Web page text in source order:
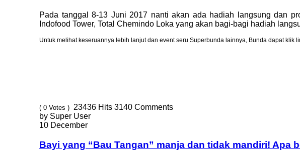
Pada tanggal 8-13 Juni 2017 nanti akan ada hadiah langsung dan
Indofood Tower, Total Chemindo Loka yang akan bagi-bagi hadiah
Untuk melihat keseruannya lebih lanjut dan event seru Superbunda lainnya, Bunda dapat
( 0 Votes ) 23436 Hits 3140 Comments
by Super User
10 December
Bayi yang “Bau Tangan” manja dan tidak mandiri! Apa